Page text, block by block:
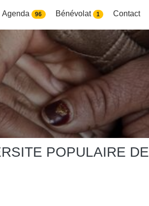
Agenda 96 Bénévolat 1 Contact
POPULAIRE DE